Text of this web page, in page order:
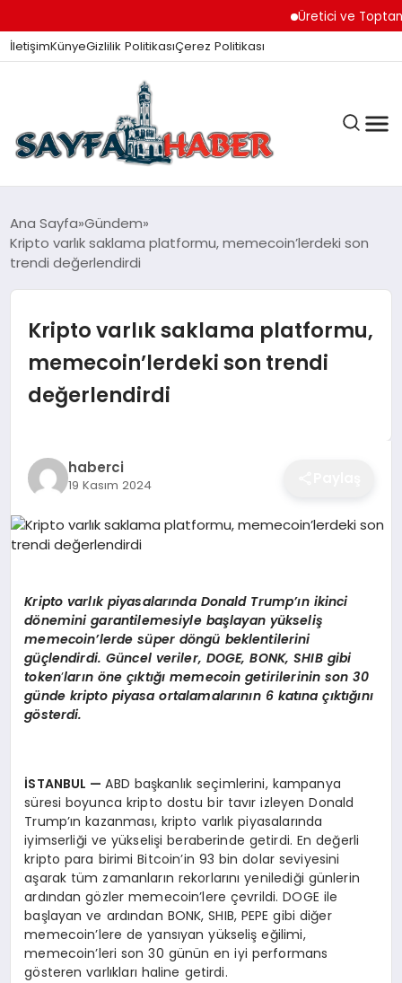
Üretici ve Toptancılar
İletişimKünyeGizlilik PolitikasıÇerez Politikası
ANA SAYFA
GÜNDEM
İZMIR HABERLERI
EKONOMI
SAĞLIK
SPOR
YAŞAM
Ana Sayfa Gündem
Kripto varlık saklama platformu, memecoin’lerdeki son
trendi değerlendirdi
Kripto varlık saklama platformu,
memecoin’lerdeki son trendi
değerlendirdi
haberci
19 Kasım 2024
Kriptovarlık piyasalarında Donald Trump’ın ikinci
dönemini garantilemesiyle başlayan yükseliş
memecoin’lerde süper döngü beklentilerini
güçlendirdi. Güncel veriler, DOGE, BONK, SHIB gibi
token’ların öne çıktığı memecoin getirilerinin son 30
günde kripto piyasa ortalamalarının 6 katına çıktığını
gösterdi.
İSTANBUL —ABD başkanlık seçimlerini, kampanya
süresi boyunca kripto dostu bir tavır izleyen Donald
Trump’ın kazanması, kripto varlık piyasalarında
iyimserliği ve yükselişi beraberinde getirdi. En değerli
kripto para birimi Bitcoin’in 93 bin dolar seviyesini
aşarak tüm zamanların rekorlarını yenilediği günlerin
ardından gözler memecoin’lere çevrildi. DOGE ile
başlayan ve ardından BONK, SHIB, PEPE gibi diğer
memecoin’lere de yansıyan yükseliş eğilimi,
memecoin’leri son 30 günün en iyi performans
gösteren varlıkları haline getirdi.